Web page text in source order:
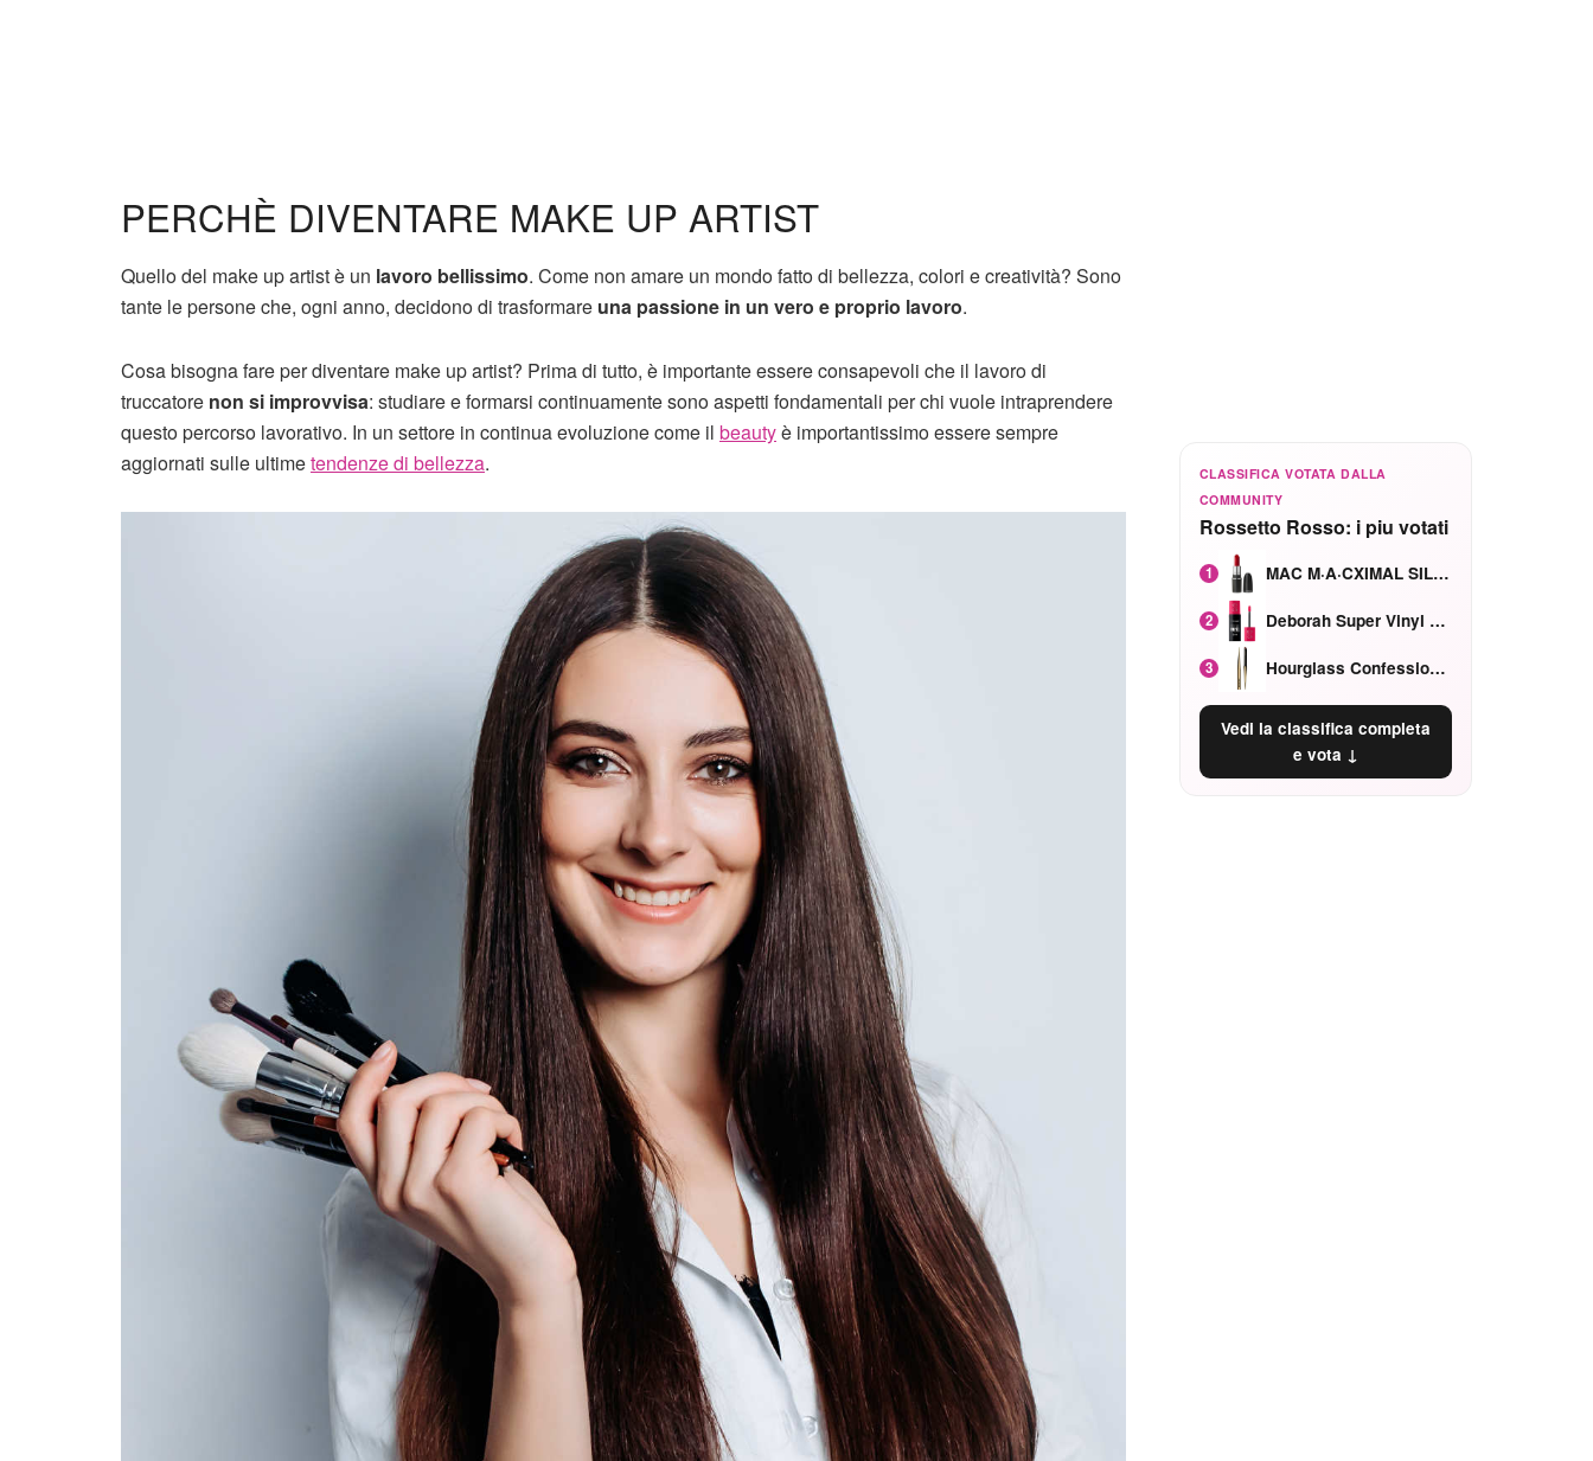
PERCHÈ DIVENTARE MAKE UP ARTIST
Quello del make up artist è un lavoro bellissimo. Come non amare un mondo fatto di bellezza, colori e creatività? Sono
tante le persone che, ogni anno, decidono di trasformare una passione in un vero e proprio lavoro.
Cosa bisogna fare per diventare make up artist? Prima di tutto, è importante essere consapevoli che il lavoro di
truccatore non si improvvisa: studiare e formarsi continuamente sono aspetti fondamentali per chi vuole intraprendere
questo percorso lavorativo. In un settore in continua evoluzione come il beautyè importantissimo essere sempre
aggiornati sulle ultimetendenze di bellezza.
CLASSIFICA VOTATA DALLA
COMMUNITY
Rossetto Rosso: i piu votati
1 MAC M·A·CXIMAL SILKY MATTE Red Rock mat
2 Deborah Super Vinyl Shake Rosa Ciliegia
3 Hourglass Confession Ricaricabile Ultra Preciso Ad Alta Intensità Secretly Classic Red
Vedi la classifica completa
e vota ↓